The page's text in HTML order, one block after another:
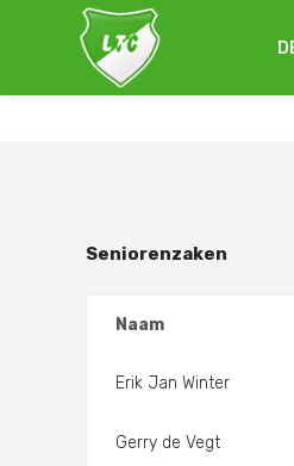
Seniorenzaken
Naam
Erik Jan Winter
Gerry de Vegt